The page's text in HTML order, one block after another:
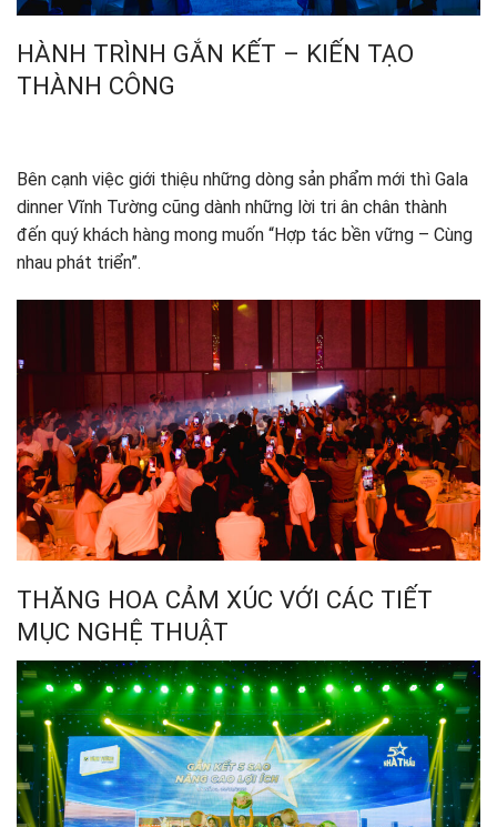
HÀNH TRÌNH GẮN KẾT – KIẾN TẠO
THÀNH CÔNG
Bên cạnh việc giới thiệu những dòng sản phẩm mới thì Gala
dinner Vĩnh Tường cũng dành những lời tri ân chân thành
đến quý khách hàng mong muốn “Hợp tác bền vững – Cùng
nhau phát triển”.
THĂNG HOA CẢM XÚC VỚI CÁC TIẾT
MỤC NGHỆ THUẬT